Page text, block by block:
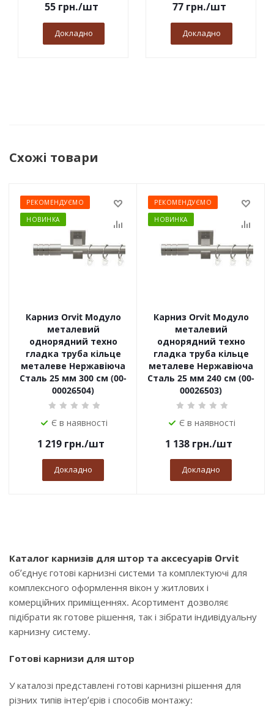
55грн./шт
Докладно
77грн./шт
Докладно
Схожі товари
РЕКОМЕНДУЄМО
НОВИНКА
Карниз Orvit Модуло
металевий
однорядний техно
гладка труба кільце
металеве Нержавіюча
Сталь 25 мм 300 см (00-
00026504)
Є в наявності
1 219 грн./шт
Докладно
РЕКОМЕНДУЄМО
НОВИНКА
Карниз Orvit Модуло
металевий
однорядний техно
гладка труба кільце
металеве Нержавіюча
Сталь 25 мм 240 см (00-
00026503)
Є в наявності
1 138 грн./шт
Докладно
Каталог карнизів для штор та аксесуарів Orvit
об’єднує готові карнизні системи та комплектуючі для
комплексного оформлення вікон у житлових і
комерційних приміщеннях. Асортимент дозволяє
підібрати як готове рішення, так і зібрати індивідуальну
карнизну систему.
Готові карнизи для штор
У каталозі представлені готові карнизні рішення для
різних типів інтер’єрів і способів монтажу: